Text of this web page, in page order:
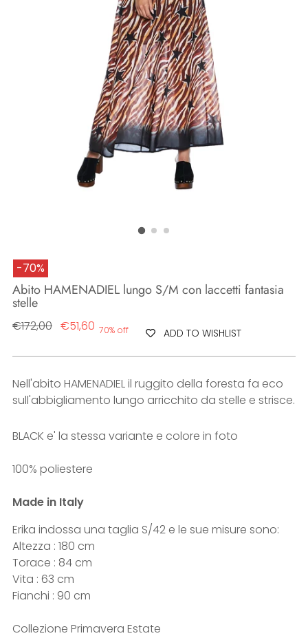
-70%
Abito HAMENADIEL lungo S/M con laccetti fantasia
stelle
Regular
€172,00 €51,60 70% off ADD TO WISHLIST
Nell'abito HAMENADIEL il ruggito della foresta fa eco
sull'abbigliamento lungo arricchito da stelle e strisce.
BLACK e' la stessa variante e colore in foto
100% poliestere
Made in Italy
Erika indossa una taglia S/42 e le sue misure sono:
Altezza : 180 cm
Torace : 84 cm
Vita : 63 cm
Fianchi : 90 cm
Collezione Primavera Estate